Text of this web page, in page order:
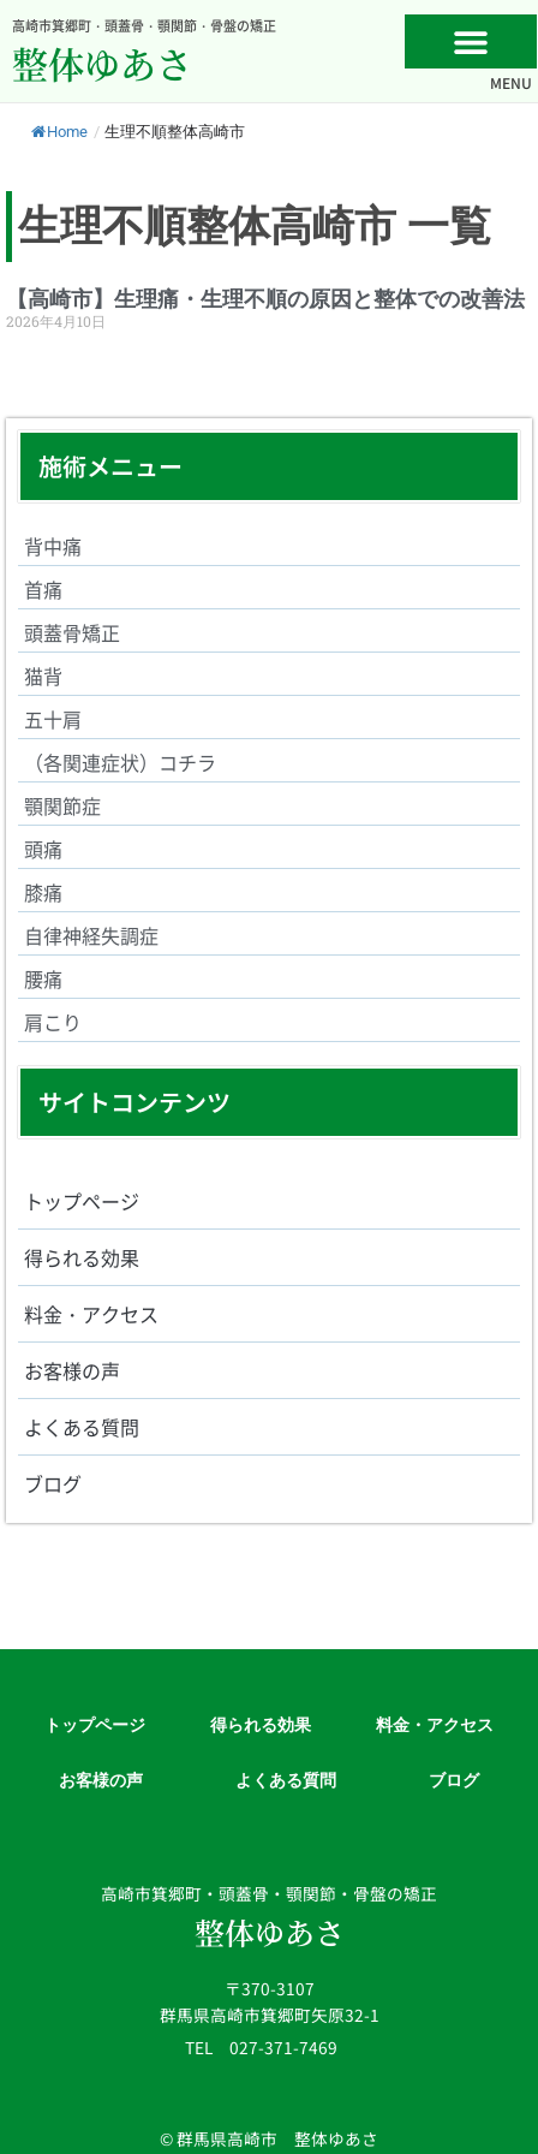
容
を
高崎市箕郷町・頭蓋骨・顎関節・骨盤の矯正
整体ゆあさ MENU
Home / 生理不順整体高崎市
施術メニュー
背中痛
首痛
頭蓋骨矯正
猫背
五十肩
（各関連症状）コチラ
顎関節症
頭痛
膝痛
自律神経失調症
腰痛
肩こり
サイトコンテンツ
トップページ
得られる効果
料金・アクセス
お客様の声
よくある質問
ブログ
生理不順整体高崎市 一覧
【高崎市】生理痛・生理不順の原因と整体での改善法
2026年4月10日
高崎市箕郷町・頭蓋骨・顎関節・骨盤の矯正
整体ゆあさ
〒370-3107
群馬県高崎市箕郷町矢原32-1
TEL 027-371-7469
トップページ 得られる効果 料金・アクセス
お客様の声 よくある質問 ブログ
© 群馬県高崎市 整体ゆあさ